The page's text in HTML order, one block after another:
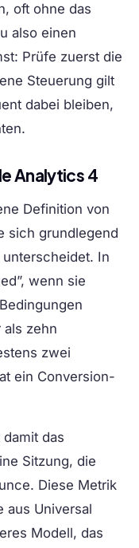
oft ohne das
also einen
Prüfe zuerst die
Steuerung gilt
dabei bleiben,
Analytics 4
Definition von
sich grundlegend
In
wenn sie
als zehn
zwei
ein Conversion-
das
Sitzung, die
Diese Metrik
aus Universal
Modell, das